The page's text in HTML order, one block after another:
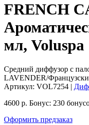
FRENCH
мл, Voluspa
Средний диффузор с
LAVENDER/
Артикул: VOL7254 |
4600 р. Бонус: 230
Оформить предзаказ